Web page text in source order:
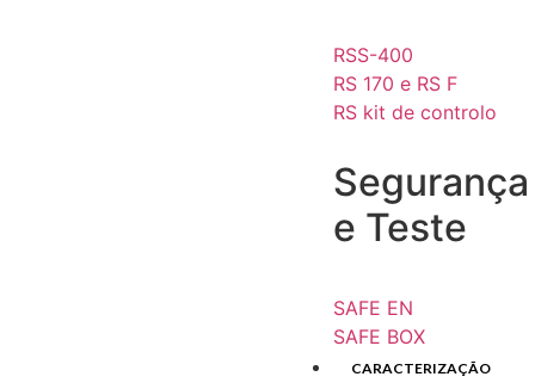
RSS-400
RS 170 e RS F
RS kit de controlo
Segurança
e Teste
SAFE EN
SAFE BOX
CARACTERIZAÇÃO